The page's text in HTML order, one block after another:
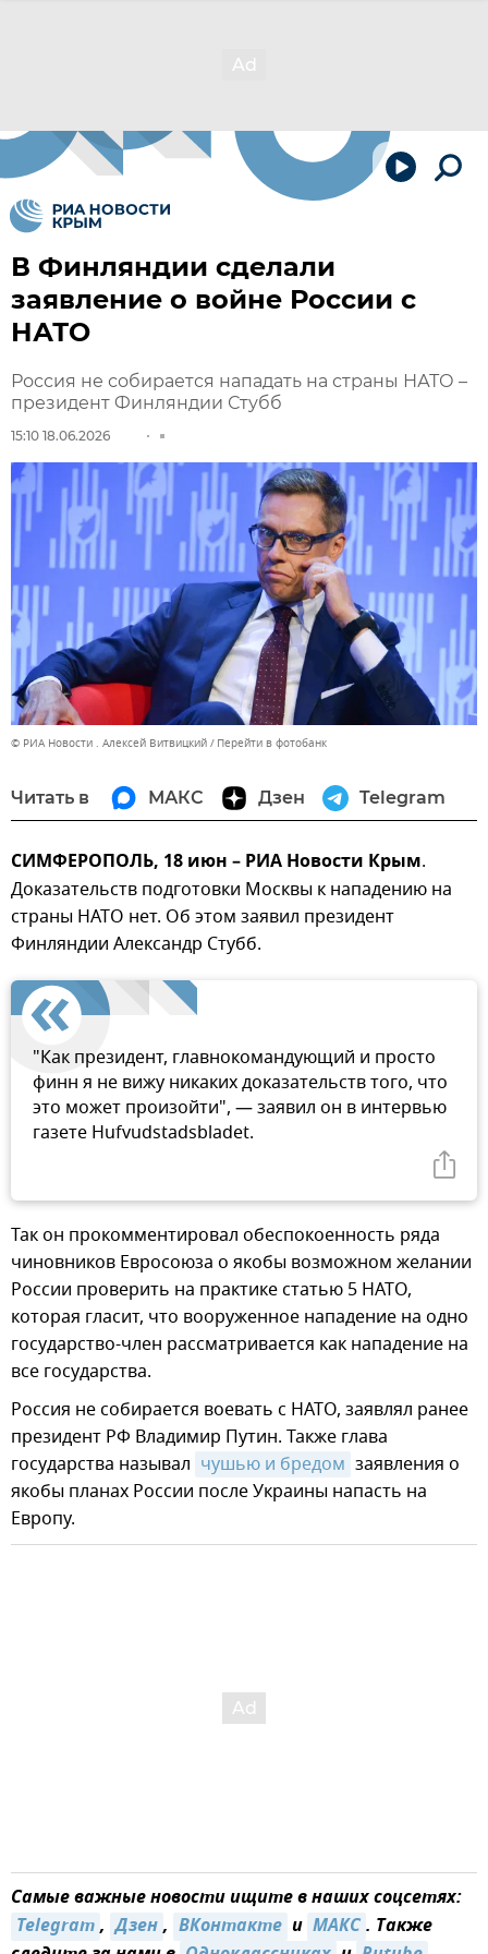
В Финляндии сделали
заявление о войне России с
НАТО
Россия не собирается нападать на страны НАТО –
президент Финляндии Стубб
15:10 18.06.2026
© РИА Новости . Алексей Витвицкий Перейти в фотобанк
Читать в МАКС Дзен Telegram
СИМФЕРОПОЛЬ, 18 июн – РИА Новости Крым.
Доказательств подготовки Москвы к нападению на
страны НАТО нет. Об этом заявил президент
Финляндии Александр Стубб.
"Как президент, главнокомандующий и просто
финн я не вижу никаких доказательств того, что
это может произойти", — заявил он в интервью
газете Hufvudstadsbladet.
Так он прокомментировал обеспокоенность ряда
чиновников Евросоюза о якобы возможном желании
России проверить на практике статью 5 НАТО,
которая гласит, что вооруженное нападение на одно
государство-член рассматривается как нападение на
все государства.
Россия не собирается воевать с НАТО, заявлял ранее
президент РФ Владимир Путин. Также глава
государства называл чушью и бредом заявления о
якобы планах России после Украины напасть на
Европу.
Самые важные новости ищите в наших соцсетях:
Telegram, Дзен, ВКонтакте и MAКС. Также